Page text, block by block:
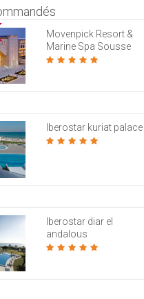
Movenpick Resort &
Marine Spa Sousse
Iberostar kuriat palace
Iberostar diar el
andalous